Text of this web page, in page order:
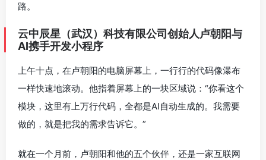
路。
云中辰星（武汉）科技有限公司创始人卢朝阳与
AI携手开发小程序
上午十点，在卢朝阳的电脑屏幕上，一行行的代码像瀑布
一样快速地滚动。他指着屏幕上的一块区域说：“你看这个
模块，这里有上万行代码，全都是AI自动生成的。我需要
做的，就是把我的需求告诉它。”
就在一个月前，卢朝阳和他的五个伙伴，还是一家互联网